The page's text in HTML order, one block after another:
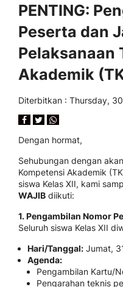
PENTING:
Peserta dan
Pelaksanaan
Akademik
Diterbitkan : Thursday,
Dengan hormat,
Sehubungan dengan
Kompetensi Akademik
siswa Kelas XII, kami
WAJIB diikuti:
1. Pengambilan Nomor
Seluruh siswa Kelas XII
Hari/Tanggal: Jumat,
Agenda:
Pengambilan Kartu/
Pengarahan teknis